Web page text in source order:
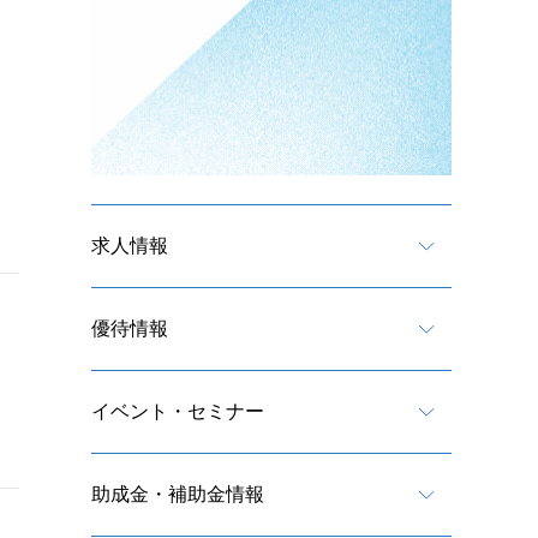
求人情報
優待情報
イベント・セミナー
助成金・補助金情報